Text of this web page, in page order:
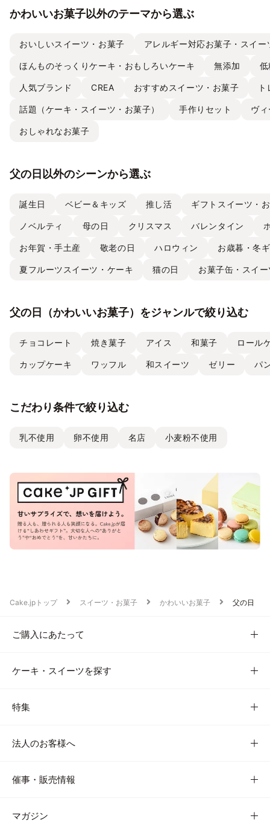
かわいいお菓子以外のテーマから選ぶ
おいしいスイーツ・お菓子 アレルギー対応お菓子・スイー
ほんものそっくりケーキ・おもしろいケーキ 無添加
人気ブランド CREA おすすめスイーツ・お菓子
話題（ケーキ・スイーツ・お菓子） 手作りセット ヴ
おしゃれなお菓子
父の日以外のシーンから選ぶ
誕生日 ベビー＆キッズ 推し活 ギフトスイーツ・
ノベルティ 母の日 クリスマス バレンタイン
お年賀・手土産 敬老の日 ハロウィン お歳暮・冬
夏フルーツスイーツ・ケーキ 猫の日 お菓子缶・スイ
父の日（かわいいお菓子）をジャンルで絞り込む
チョコレート 焼き菓子 アイス 和菓子 ロール
カップケーキ ワッフル 和スイーツ ゼリー パ
こだわり条件で絞り込む
乳不使用 卵不使用 名店 小麦粉不使用
Cake.jpトップ スイーツ・お菓子 かわいいお菓子 父の日
ご購入にあたって
ケーキ・スイーツを探す
特集
法人のお客様へ
催事・販売情報
マガジン